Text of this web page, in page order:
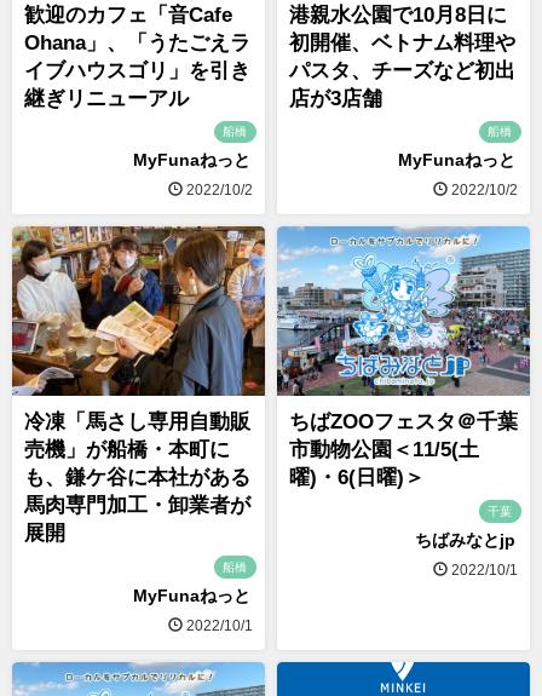
歓迎のカフェ「音Cafe
Ohana」、「うたごえラ
イブハウスゴリ」を引き
継ぎリニューアル
船橋
MyFunaねっと
2022/10/2
港親水公園で10月8日に
初開催、ベトナム料理や
パスタ、チーズなど初出
店が3店舗
船橋
MyFunaねっと
2022/10/2
冷凍「馬さし専用自動販
売機」が船橋・本町に
も、鎌ケ谷に本社がある
馬肉専門加工・卸業者が
展開
船橋
MyFunaねっと
2022/10/1
ちばZOOフェスタ＠千葉
市動物公園＜11/5(土
曜)・6(日曜)＞
千葉
ちばみなとjp
2022/10/1